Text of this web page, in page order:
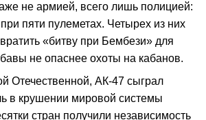
не армией, всего лишь полицией:
пяти пулеметах. Четырех из них
«битву при Бембези» для
не опаснее охоты на кабанов.
Отечественной, АК-47 сыграл
в крушении мировой системы
стран получили независимость